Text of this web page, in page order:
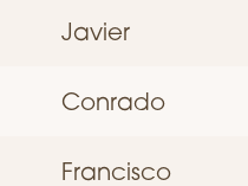
Javier
Conrado
Francisco